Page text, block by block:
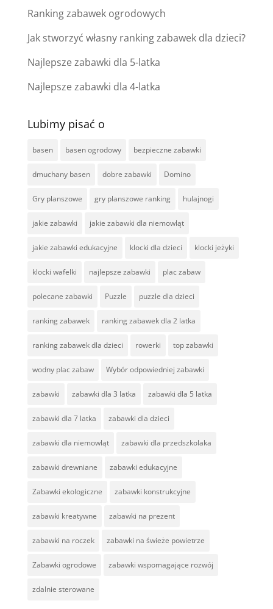
Ranking zabawek ogrodowych
Jak stworzyć własny ranking zabawek dla dzieci?
Najlepsze zabawki dla 5-latka
Najlepsze zabawki dla 4-latka
Lubimy pisać o
basen basen ogrodowy bezpieczne zabawki
dmuchany basen dobre zabawki Domino
Gry planszowe gry planszowe ranking hulajnogi
jakie zabawki jakie zabawki dla niemowląt
jakie zabawki edukacyjne klocki dla dzieci klocki jeżyki
klocki wafelki najlepsze zabawki plac zabaw
polecane zabawki Puzzle puzzle dla dzieci
ranking zabawek ranking zabawek dla 2 latka
ranking zabawek dla dzieci rowerki top zabawki
wodny plac zabaw Wybór odpowiedniej zabawki
zabawki zabawki dla 3 latka zabawki dla 5 latka
zabawki dla 7 latka zabawki dla dzieci
zabawki dla niemowląt zabawki dla przedszkolaka
zabawki drewniane zabawki edukacyjne
Zabawki ekologiczne zabawki konstrukcyjne
zabawki kreatywne zabawki na prezent
zabawki na roczek zabawki na świeże powietrze
Zabawki ogrodowe zabawki wspomagające rozwój
zdalnie sterowane